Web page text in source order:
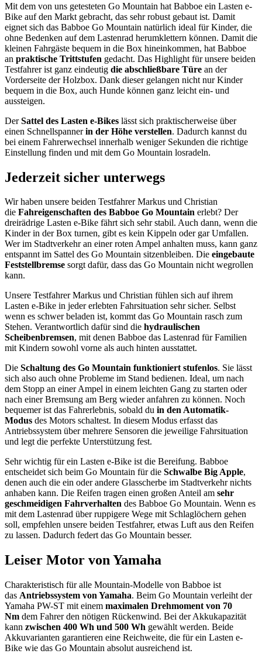
Mit dem von uns getesteten Go Mountain hat Babboe ein Lasten e-
Bike auf den Markt gebracht, das sehr robust gebaut ist. Damit
eignet sich das Babboe Go Mountain natürlich ideal für Kinder, die
ohne Bedenken auf dem Lastenrad herumklettern können. Damit die
kleinen Fahrgäste bequem in die Box hineinkommen, hat Babboe
an praktische Trittstufen gedacht. Das Highlight für unsere beiden
Testfahrer ist ganz eindeutig die abschließbare Türe an der
Vorderseite der Holzbox. Dank dieser gelangen nicht nur Kinder
bequem in die Box, auch Hunde können ganz leicht ein- und
aussteigen.
DerSattel des Lasten e-Bikes lässt sich praktischerweise über
einen Schnellspannerin der Höhe verstellen. Dadurch kannst du
bei einem Fahrerwechsel innerhalb weniger Sekunden die richtige
Einstellung finden und mit dem Go Mountain losradeln.
Jederzeit sicher unterwegs
Wir haben unsere beiden Testfahrer Markus und Christian
die Fahreigenschaften des Babboe Go Mountain erlebt? Der
dreirädrige Lasten e-Bike fährt sich sehr stabil. Auch dann, wenn die
Kinder in der Box turnen, gibt es kein Kippeln oder gar Umfallen.
Wer im Stadtverkehr an einer roten Ampel anhalten muss, kann ganz
entspannt im Sattel des Go Mountain sitzenbleiben. Die eingebaute
Feststellbremse sorgt dafür, dass das Go Mountain nicht wegrollen
kann.
Unsere Testfahrer Markus und Christian fühlen sich auf ihrem
Lasten e-Bike in jeder erlebten Fahrsituation sehr sicher. Selbst
wenn es schwer beladen ist, kommt das Go Mountain rasch zum
Stehen. Verantwortlich dafür sind die hydraulischen
Scheibenbremsen, mit denen Babboe das Lastenrad für Familien
mit Kindern sowohl vorne als auch hinten ausstattet.
Die Schaltung des Go Mountain funktioniert stufenlos. Sie lässt
sich also auch ohne Probleme im Stand bedienen. Ideal, um nach
dem Stopp an einer Ampel in einem leichten Gang zu starten oder
nach einer Bremsung am Berg wieder anfahren zu können. Noch
bequemer ist das Fahrerlebnis, sobald du in den Automatik-
Modus des Motors schaltest. In diesem Modus erfasst das
Antriebssystem über mehrere Sensoren die jeweilige Fahrsituation
und legt die perfekte Unterstützung fest.
Sehr wichtig für ein Lasten e-Bike ist die Bereifung. Babboe
entscheidet sich beim Go Mountain für die Schwalbe Big Apple,
denen auch die ein oder andere Glasscherbe im Stadtverkehr nichts
anhaben kann. Die Reifen tragen einen großen Anteil am sehr
geschmeidigen Fahrverhalten des Babboe Go Mountain. Wenn es
mit dem Lastenrad über ruppigere Wege mit Schlaglöchern gehen
soll, empfehlen unsere beiden Testfahrer, etwas Luft aus den Reifen
zu lassen. Dadurch federt das Go Mountain besser.
Leiser Motor von Yamaha
Charakteristisch für alle Mountain-Modelle von Babboe ist
das Antriebssystem von Yamaha. Beim Go Mountain verleiht der
Yamaha PW-ST mit einem maximalen Drehmoment von 70
Nm dem Fahrer den nötigen Rückenwind. Bei der Akkukapazität
kann zwischen 400 Wh und 500 Wh gewählt werden. Beide
Akkuvarianten garantieren eine Reichweite, die für ein Lasten e-
Bike wie das Go Mountain absolut ausreichend ist.